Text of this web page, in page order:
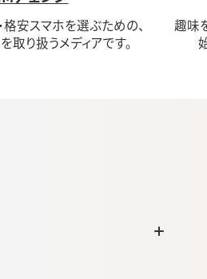
安スマホを選ぶための、
り扱うメディアです。
趣味